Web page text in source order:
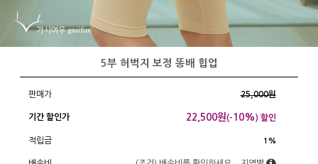
5부 허벅지 보정 똥배 힙업
판매가 25,000원
기간 할인가 22,500원(- 10%) 할인
적립금 1%